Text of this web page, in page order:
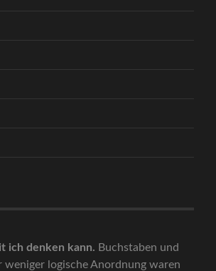
ich denken kann. Buchstaben und
weniger logische Anordnung waren